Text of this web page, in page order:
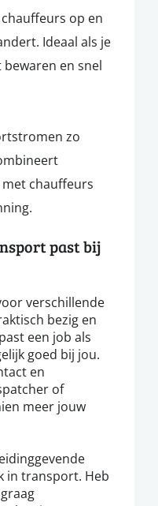
op en
Ideaal als je
en snel
zo
chauffeurs
past bij
verschillende
bezig en
een job als
goed bij jou.
en
of
meer jouw
in transport. Heb